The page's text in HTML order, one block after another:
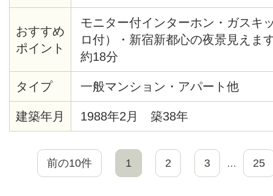
おすすめ
ポイント
モニター付インターホン・ガスキ
ロ付）・新宿新都心の夜景見えま
約18分
タイプ 一般マンション・アパート他
建築年月 1988年2月 築38年
前の10件 1 2 3 … 25